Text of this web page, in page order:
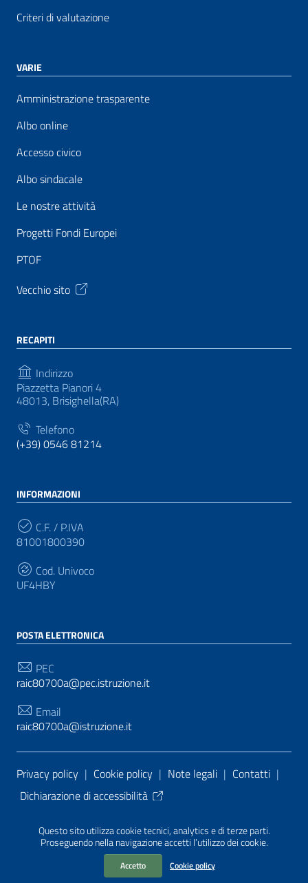
Questo sito utilizza cookie tecnici, analytics e di terze parti.
Proseguendo nella navigazione accetti l’utilizzo dei cookie.
Accetto Cookie policy
Criteri di valutazione
VARIE
Amministrazione trasparente
Albo online
Accesso civico
Albo sindacale
Le nostre attività
Progetti Fondi Europei
PTOF
Vecchio sito
RECAPITI
Indirizzo
Piazzetta Pianori 4
48013, Brisighella(RA)
Telefono
(+39) 0546 81214
INFORMAZIONI
C.F. / P.IVA
81001800390
Cod. Univoco
UF4HBY
POSTA ELETTRONICA
PEC
raic80700a@pec.istruzione.it
Email
raic80700a@istruzione.it
Sezione Link Utili
Privacy policy | Cookie policy | Note legali | Contatti |
Dichiarazione di accessibilità
PA di AgID
| Realizzato con WordPress
da